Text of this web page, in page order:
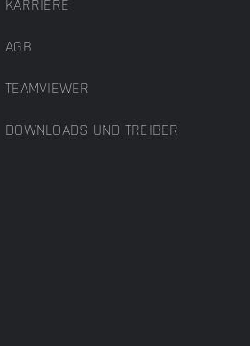
KARRIERE
AGB
TEAMVIEWER
DOWNLOADS UND TREIBER